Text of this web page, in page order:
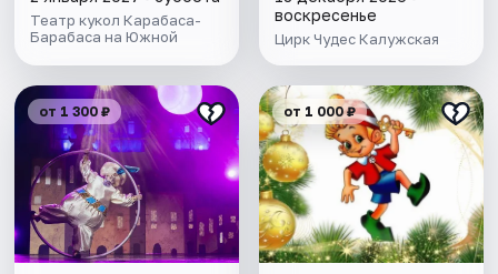
Театр кукол Карабаса-
Барабаса на Южной
воскресенье
Цирк Чудес Калужская
от 1 300 ₽ от 1 000 ₽